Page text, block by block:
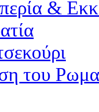
&
του